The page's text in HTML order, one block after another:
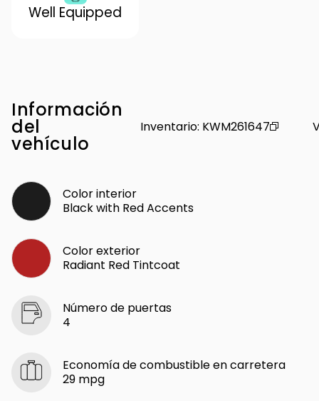
Well Equipped
Información
del
vehículo
Inventario: KWM261647
Color interior
Black with Red Accents
Color exterior
Radiant Red Tintcoat
Número de puertas
4
Economía de combustible en carretera
29 mpg